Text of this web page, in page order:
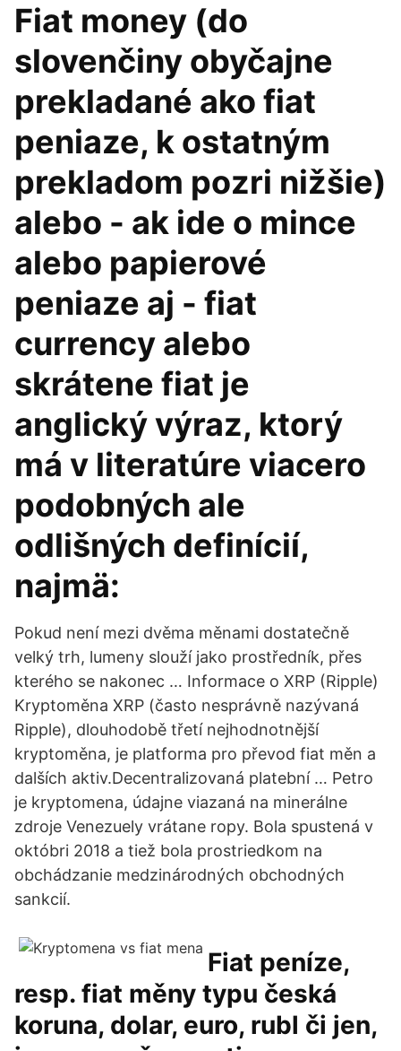
Fiat money (do
slovenčiny obyčajne
prekladané ako fiat
peniaze, k ostatným
prekladom pozri nižšie)
alebo - ak ide o mince
alebo papierové
peniaze aj - fiat
currency alebo
skrátene fiat je
anglický výraz, ktorý
má v literatúre viacero
podobných ale
odlišných definícií,
najmä:
Pokud není mezi dvěma měnami dostatečně
velký trh, lumeny slouží jako prostředník, přes
kterého se nakonec … Informace o XRP (Ripple)
Kryptoměna XRP (často nesprávně nazývaná
Ripple), dlouhodobě třetí nejhodnotnější
kryptoměna, je platforma pro převod fiat měn a
dalších aktiv.Decentralizovaná platební … Petro
je kryptomena, údajne viazaná na minerálne
zdroje Venezuely vrátane ropy. Bola spustená v
októbri 2018 a tiež bola prostriedkom na
obchádzanie medzinárodných obchodných
sankcií.
Fiat peníze,
resp. fiat měny typu česká
koruna, dolar, euro, rubl či jen,